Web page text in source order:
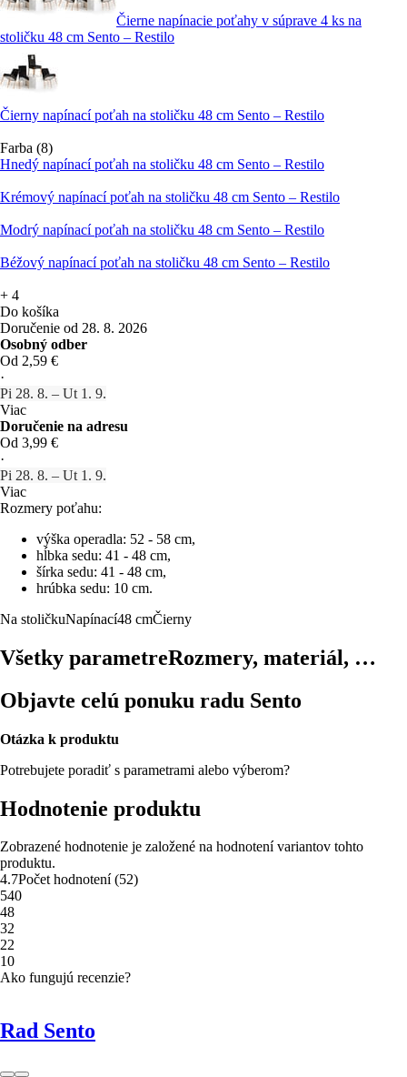
Čierne napínacie poťahy v súprave 4 ks na
stoličku 48 cm Sento – Restilo
Čierny napínací poťah na stoličku 48 cm Sento – Restilo
Farba (8)
Hnedý napínací poťah na stoličku 48 cm Sento – Restilo
Krémový napínací poťah na stoličku 48 cm Sento – Restilo
Modrý napínací poťah na stoličku 48 cm Sento – Restilo
Béžový napínací poťah na stoličku 48 cm Sento – Restilo
+ 4
Do košíka
Doručenie od 28. 8. 2026
Osobný odber
Od 2,59 €
·
Pi 28. 8. – Ut 1. 9.
Viac
Doručenie na adresu
Od 3,99 €
·
Pi 28. 8. – Ut 1. 9.
Viac
Rozmery poťahu:
výška operadla: 52 - 58 cm,
hĺbka sedu: 41 - 48 cm,
šírka sedu: 41 - 48 cm,
hrúbka sedu: 10 cm.
Na stoličkuNapínací48 cmČierny
Všetky parametreRozmery, materiál, …
Objavte celú ponuku radu Sento
Otázka k produktu
Potrebujete poradiť s parametrami alebo výberom?
Hodnotenie produktu
Zobrazené hodnotenie je založené na hodnotení variantov tohto
produktu.
4.7Počet hodnotení(52)
540
48
32
22
10
Ako fungujú recenzie?
Rad Sento